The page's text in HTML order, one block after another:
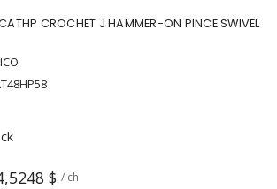
CROCHET J HAMMER-ON PINCE SWIVEL
$ / ch